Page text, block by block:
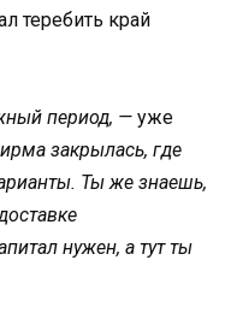
теребить край
период, — уже
закрылась, где
Ты же знаешь,
нужен, а тут ты